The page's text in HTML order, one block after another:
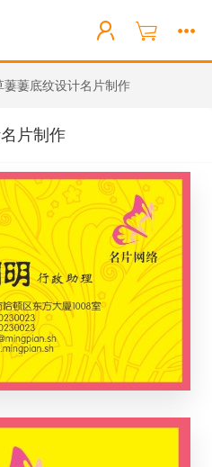
萋萋底纹设计名片制作
片制作